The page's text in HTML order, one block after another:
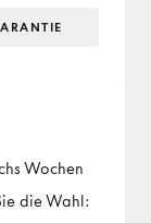
Wochen
die Wahl: